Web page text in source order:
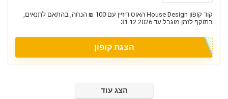
קוד קופון House Design האוס דיזיין עם 100 ₪ הנחה, בהתאם לתנאים,
בתוקף לזמן מוגבל עד 31.12.2026
הצגת קופון
הצג עוד